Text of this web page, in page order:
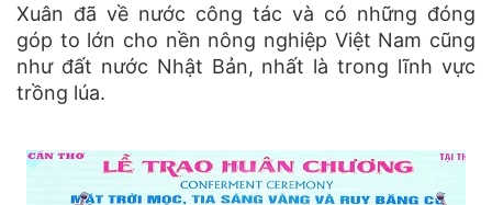
Xuân đã về nước công tác và có những đóng
góp to lớn cho nền nông nghiệp Việt Nam cũng
như đất nước Nhật Bản, nhất là trong lĩnh vực
trồng lúa.